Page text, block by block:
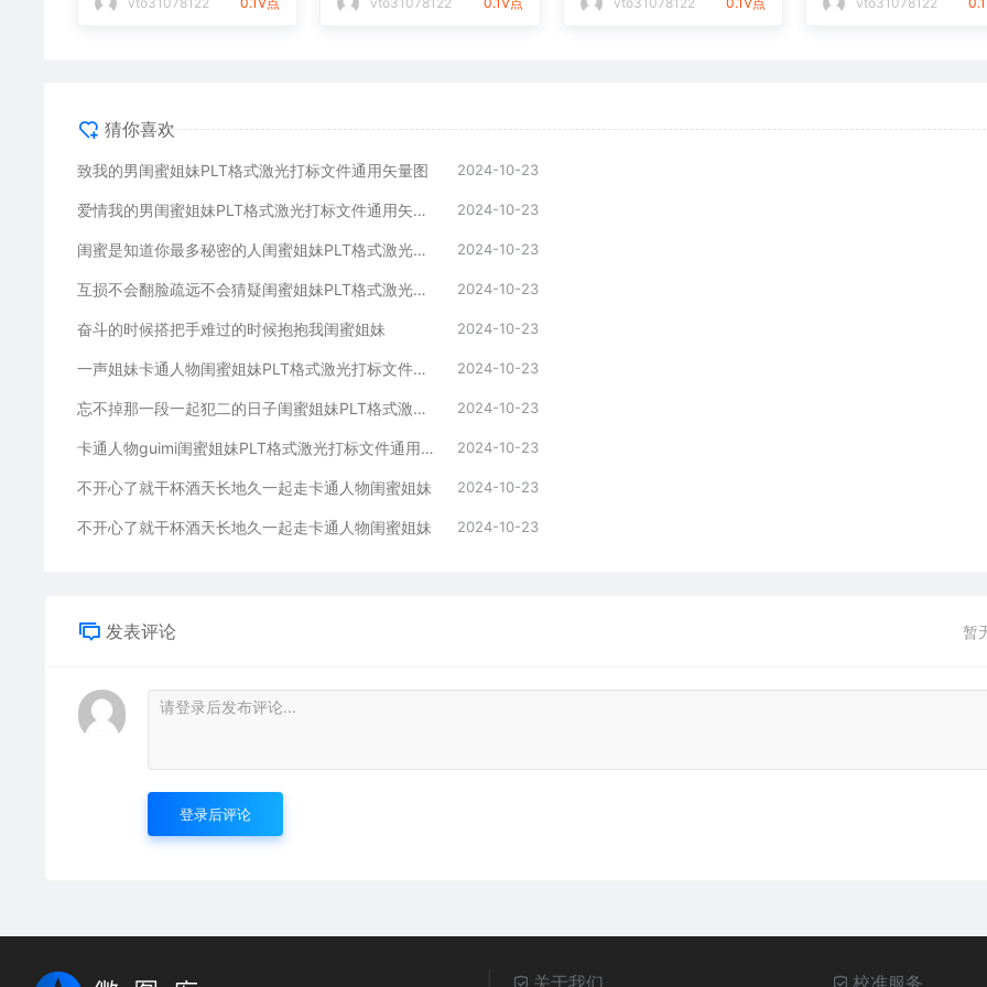
猜你喜欢
致我的男闺蜜姐妹PLT格式激光打标文件通用矢量图 2024-10-23
爱情我的男闺蜜姐妹PLT格式激光打标文件通用矢量图 2024-10-23
闺蜜是知道你最多秘密的人闺蜜姐妹PLT格式激光打标文件通用矢量图 2024-10-23
互损不会翻脸疏远不会猜疑闺蜜姐妹PLT格式激光打标文件通用矢量图 2024-10-23
奋斗的时候搭把手难过的时候抱抱我闺蜜姐妹 2024-10-23
一声姐妹卡通人物闺蜜姐妹PLT格式激光打标文件通用矢量图 2024-10-23
忘不掉那一段一起犯二的日子闺蜜姐妹PLT格式激光打标文件通用矢量图 2024-10-23
卡通人物guimi闺蜜姐妹PLT格式激光打标文件通用矢量图 2024-10-23
不开心了就干杯酒天长地久一起走卡通人物闺蜜姐妹 2024-10-23
不开心了就干杯酒天长地久一起走卡通人物闺蜜姐妹 2024-10-23
发表评论 暂
登录后评论